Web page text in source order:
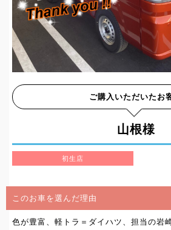
ご購入いただいたお
山根様
初生店
このお車を選んだ理由
色が豊富、軽トラ＝ダイハツ、担当の岩